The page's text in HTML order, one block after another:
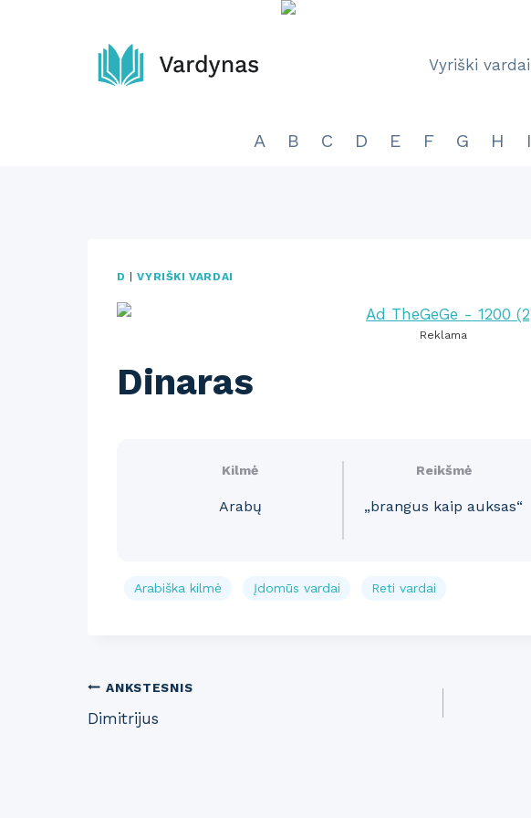
Vyriški vardai
A B C D E F G H I
D |VYRIŠKI VARDAI
Reklama
Dinaras
Kilmė
Arabų
Reikšmė
„brangus kaip auksas“
Arabiška kilmė Įdomūs vardai Reti vardai
Post
navigation
ANKSTESNIS
Dimitrijus